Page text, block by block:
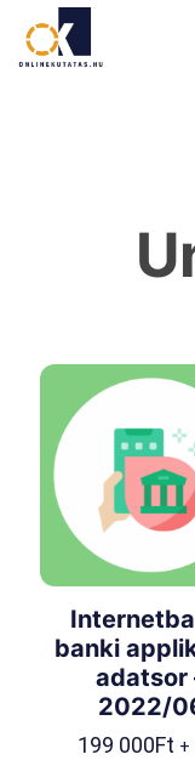
banki
adatsor
2022/
199 000Ft +